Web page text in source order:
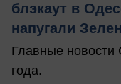
блэкаут в
напугали
Главные новости
года.